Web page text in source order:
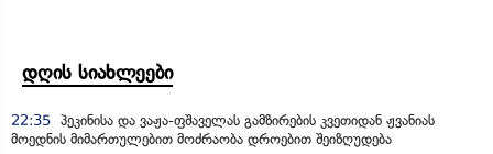
დღის სიახლეები
22:35 პეკინისა და ვაჟა-ფშაველას გამზირების კვეთიდან ჟვანიას
მოედნის მიმართულებით მოძრაობა დროებით შეიზღუდება